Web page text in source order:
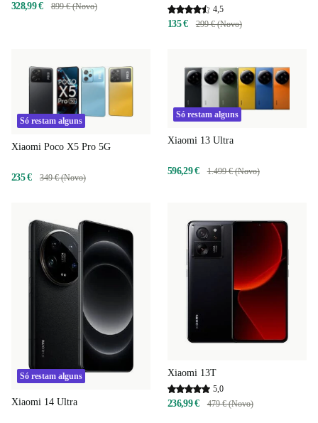
328,99 € 899 € (Novo) 4,5
135 € 299 € (Novo)
Só restam alguns
Xiaomi Poco X5 Pro 5G
235 € 349 € (Novo)
Só restam alguns
Xiaomi 13 Ultra
596,29 € 1.499 € (Novo)
Só restam alguns
Xiaomi 14 Ultra
Xiaomi 13T
5,0
236,99 € 479 € (Novo)